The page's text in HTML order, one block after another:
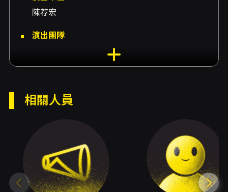
陳荐宏
演出團隊
劇團夫夫之道Fufuknows、演出者王盈堯、演出
者陳荐宏、演出者林沐宏、演出者高沛諭、導演
傑、妝髮鄒孟翰、妝髮黃琪元、視覺謝捲子、攝
【劇情大綱】
阿凱與里歐的愛情，遇到所有關係都會碰到的問
題──
相關人員